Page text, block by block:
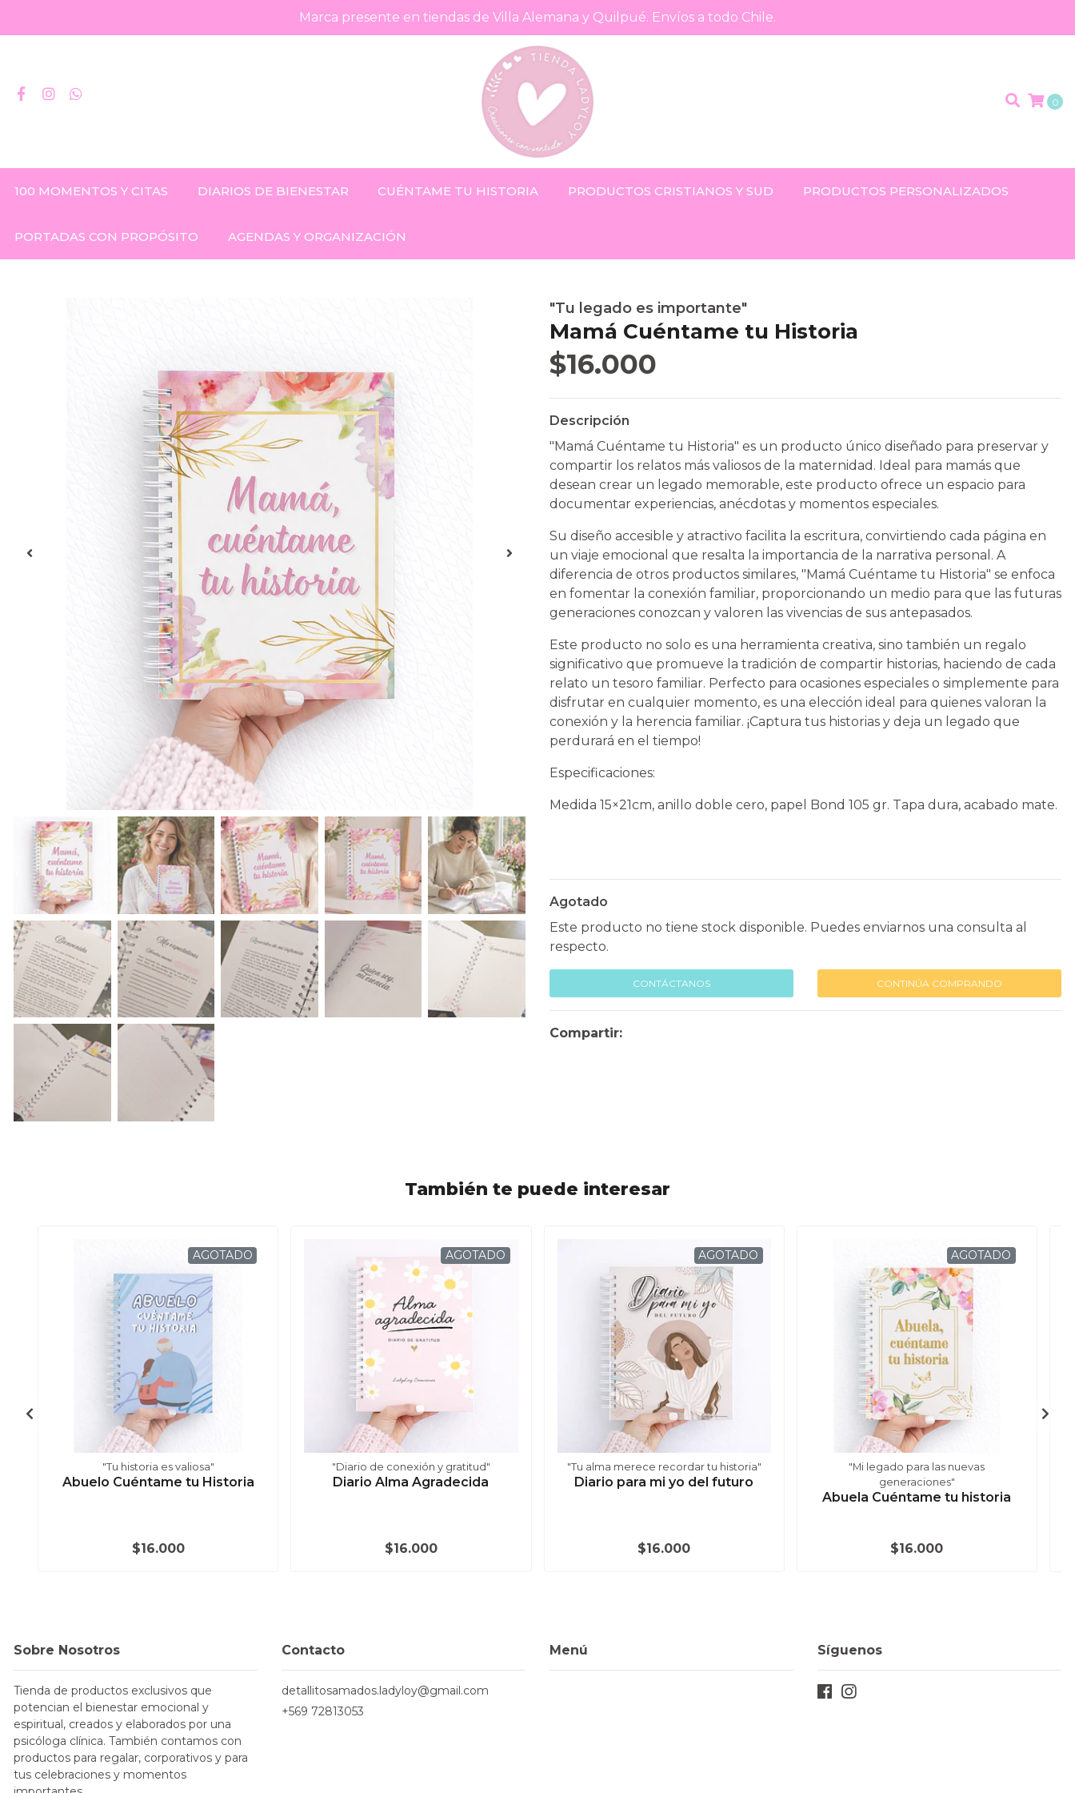
Marca presente en tiendas de Villa Alemana y Quilpué. Envíos a todo Chile.
0
100 MOMENTOS Y CITAS DIARIOS DE BIENESTAR CUÉNTAME TU HISTORIA PRODUCTOS CRISTIANOS Y SUD PRODUCTOS PERSONALIZADOS
PORTADAS CON PROPÓSITO AGENDAS Y ORGANIZACIÓN
"Tu legado es importante"
Mamá Cuéntame tu Historia
$16.000
Descripción
"Mamá Cuéntame tu Historia" es un producto único diseñado para preservar y
compartir los relatos más valiosos de la maternidad. Ideal para mamás que
desean crear un legado memorable, este producto ofrece un espacio para
documentar experiencias, anécdotas y momentos especiales.
Su diseño accesible y atractivo facilita la escritura, convirtiendo cada página en
un viaje emocional que resalta la importancia de la narrativa personal. A
diferencia de otros productos similares, "Mamá Cuéntame tu Historia" se enfoca
en fomentar la conexión familiar, proporcionando un medio para que las futuras
generaciones conozcan y valoren las vivencias de sus antepasados.
Este producto no solo es una herramienta creativa, sino también un regalo
significativo que promueve la tradición de compartir historias, haciendo de cada
relato un tesoro familiar. Perfecto para ocasiones especiales o simplemente para
disfrutar en cualquier momento, es una elección ideal para quienes valoran la
conexión y la herencia familiar. ¡Captura tus historias y deja un legado que
perdurará en el tiempo!
Especificaciones:
Medida 15×21cm, anillo doble cero, papel Bond 105 gr. Tapa dura, acabado mate.
Agotado
Este producto no tiene stock disponible. Puedes enviarnos una consulta al
respecto.
CONTÁCTANOS CONTINÚA COMPRANDO
Compartir:
También te puede interesar
AGOTADO
"Tu historia es valiosa"
Abuelo Cuéntame tu Historia
$16.000
AGOTADO
"Diario de conexión y gratitud"
Diario Alma Agradecida
$16.000
AGOTADO
"Tu alma merece recordar tu historia"
Diario para mi yo del futuro
$16.000
AGOTADO
"Mi legado para las nuevas
generaciones"
Abuela Cuéntame tu historia
$16.000
Sobre Nosotros
Tienda de productos exclusivos que
potencian el bienestar emocional y
espiritual, creados y elaborados por una
psicóloga clínica. También contamos con
productos para regalar, corporativos y para
tus celebraciones y momentos
Contacto
detallitosamados.ladyloy@gmail.com
+569 72813053
Menú Síguenos